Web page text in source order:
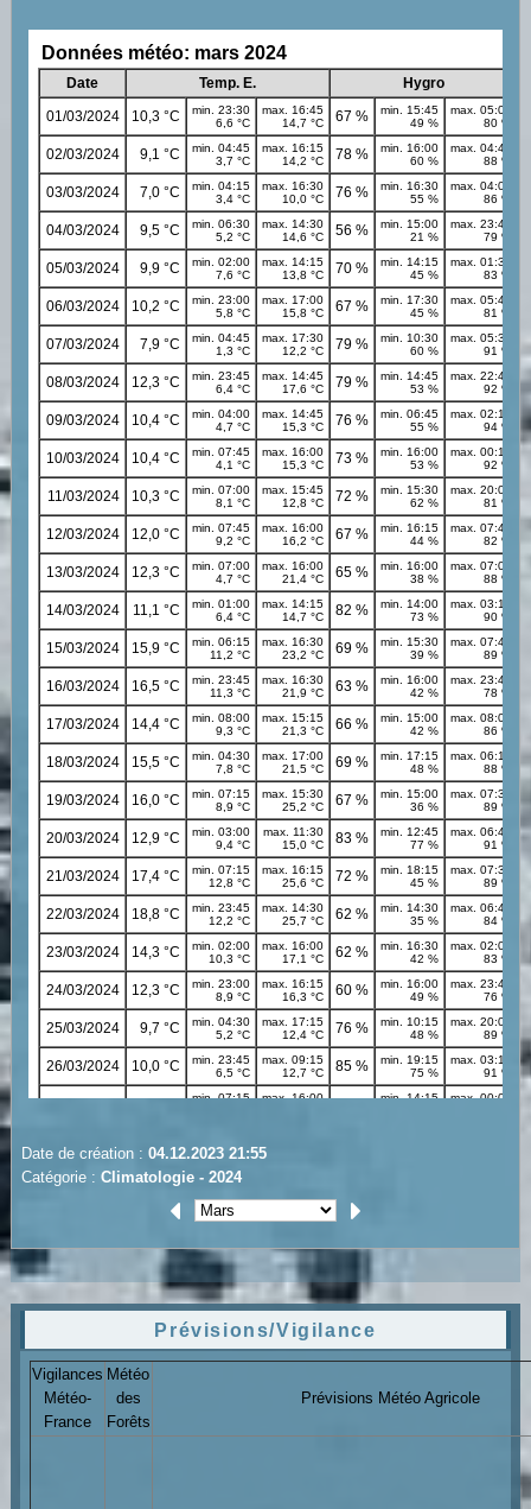
Date de création : 04.12.2023 21:55
Catégorie : Climatologie - 2024
Prévisions/Vigilance
Vigilances
Météo-
France
Météo
des
Forêts
Prévisions Météo Agricole